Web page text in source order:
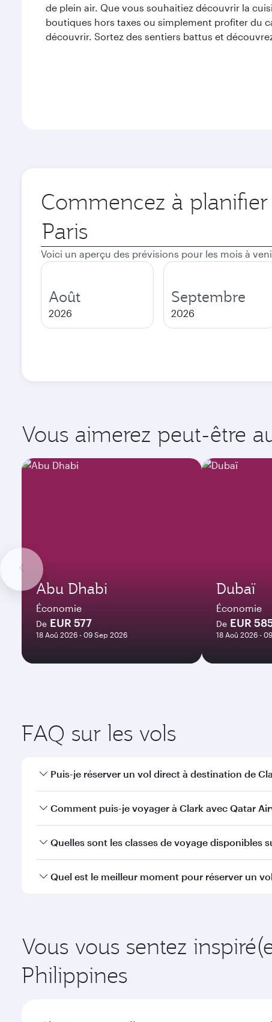
de plein air. Que vous souhaitiez découvrir la
boutiques hors taxes ou simplement profiter du
découvrir. Sortez des sentiers battus et
Commencez à
Ville
de
départ
Voici un aperçu des prévisions pour les mois à
Août
2026
Septembre
2026
Vous aimerez peut-être
Abu Dhabi
Économie
De EUR 577
18 Aoû 2026 - 09 Sep 2026
Dubaï
Économie
De EUR
18 Aoû 2026 -
FAQ sur les vols
Puis-je réserver un vol direct à destination de
Oui, Qatar Airways opère des vols directs vers
Comment puis-je voyager à Clark avec Qatar
Vous pouvez voyager directement à Clark avec
Quelles sont les classes de voyage disponibles
La disponibilité des classes de voyage dépend de
Quel est le meilleur moment pour réserver un
Vous vous sentez
Philippines